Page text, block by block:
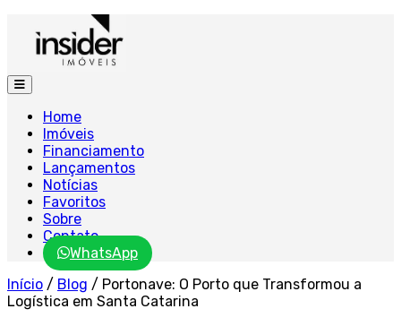
Home
Imóveis
Financiamento
Lançamentos
Notícias
Favoritos
Sobre
Contato
WhatsApp
Início / Blog / Portonave: O Porto que Transformou a
Logística em Santa Catarina